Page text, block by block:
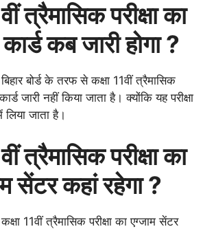
त्रैमासिक परीक्षा का
कब जारी होगा ?
बोर्ड के तरफ से कक्षा 11वीं त्रैमासिक
जारी नहीं किया जाता है। क्योंकि यह परीक्षा
जाता है।
त्रैमासिक परीक्षा का
सेंटर कहां रहेगा ?
11वीं त्रैमासिक परीक्षा का एग्जाम सेंटर